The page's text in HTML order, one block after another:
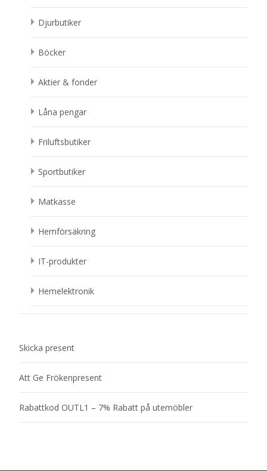
Djurbutiker
Böcker
Aktier & fonder
Låna pengar
Friluftsbutiker
Sportbutiker
Matkasse
Hemförsäkring
IT-produkter
Hemelektronik
Skicka present
Att Ge Frökenpresent
Rabattkod OUTL1 – 7% Rabatt på utemöbler